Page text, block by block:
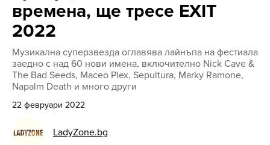
времена, ще тресе EXIT
2022
Музикална суперзвезда оглавява лайнъпа на фестиала
заедно с над 60 нови имена, включително Nick Cave &
The Bad Seeds, Maceo Plex, Sepultura, Marky Ramone,
Napalm Death и много други
22 февруари 2022
LadyZone.bg